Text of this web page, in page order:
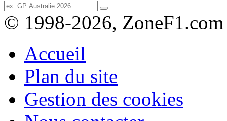
© 1998-2026, ZoneF1.com
Accueil
Plan du site
Gestion des cookies